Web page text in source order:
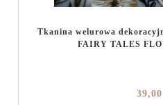
Tkanina welurowa
FAIRY TALES
39,00